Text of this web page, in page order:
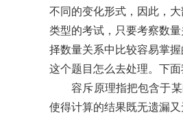
不同的变化形式，因此，
类型的考试，只要考察数
择数量关系中比较容易掌
这个题目怎么去处理。下
容斥原理指把包含于某
使得计算的结果既无遗漏